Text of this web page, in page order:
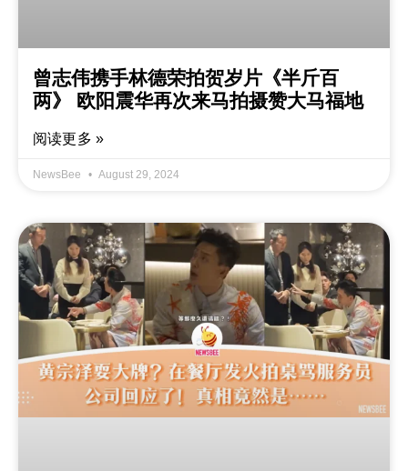
曾志伟携手林德荣拍贺岁片《半斤百
两》 欧阳震华再次来马拍摄赞大马福地
阅读更多 »
NewsBee August 29, 2024